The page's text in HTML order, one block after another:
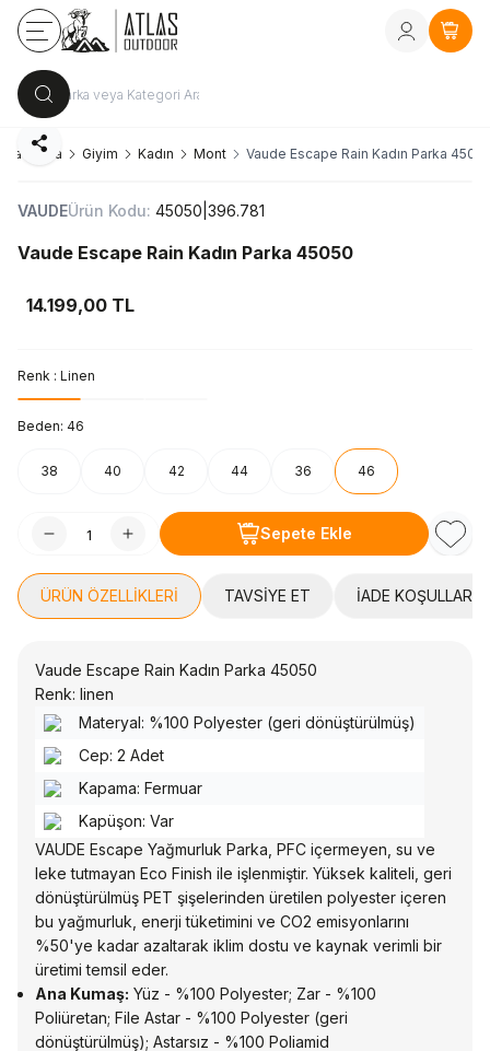
Kayıt Ol veya
Sayfa Giyim Kadın Mont Vaude Escape Rain Kadın Parka
Paylaş
VAUDEÜrün Kodu: 45050|396.781
Vaude Escape Rain Kadın Parka 45050
14.199,00 TL
Renk : Linen
Beden: 46
38 40 42 44 36 46
Sepete Ekle
ÜRÜN ÖZELLIKLERI TAVSIYE ET İADE KOŞULLARI
Vaude Escape Rain Kadın Parka 45050
Renk: linen
Materyal: %100 Polyester (geri dönüştürülmüş)
Cep: 2 Adet
Kapama: Fermuar
Kapüşon: Var
VAUDE Escape Yağmurluk Parka, PFC içermeyen, su ve
leke tutmayan Eco Finish ile işlenmiştir. Yüksek kaliteli, geri
dönüştürülmüş PET şişelerinden üretilen polyester içeren
bu yağmurluk, enerji tüketimini ve CO2 emisyonlarını
%50'ye kadar azaltarak iklim dostu ve kaynak verimli bir
üretimi temsil eder.
Ana Kumaş: Yüz - %100 Polyester; Zar - %100
Poliüretan; File Astar - %100 Polyester (geri
dönüştürülmüş); Astarsız - %100 Poliamid